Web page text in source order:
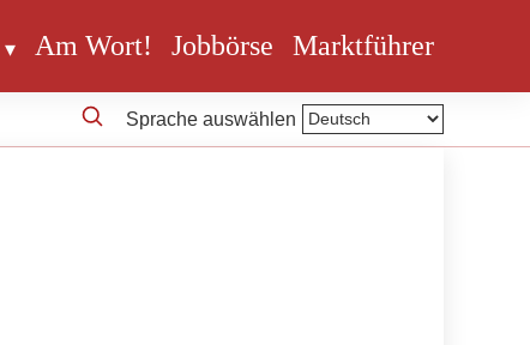
Am Wort! Jobbörse Marktführer
Sprache auswählen